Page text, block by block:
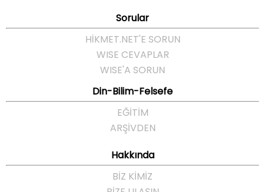
Sorular
HIKMET.NET'E SORUN
WISE CEVAPLAR
WISE'A SORUN
Din-Bilim-Felsefe
EĞITIM
ARŞIVDEN
Hakkında
BIZ KIMIZ